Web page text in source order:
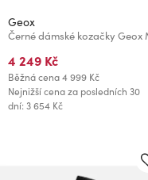
Geox
4 249 Kč
Běžná cena4 999 Kč
Nejnižší cena za posledních 30
dní: 3 654 Kč